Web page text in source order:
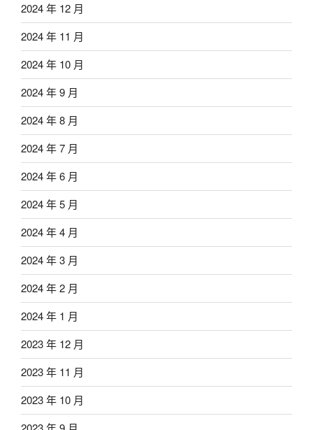
2024 年 12 月
2024 年 11 月
2024 年 10 月
2024 年 9 月
2024 年 8 月
2024 年 7 月
2024 年 6 月
2024 年 5 月
2024 年 4 月
2024 年 3 月
2024 年 2 月
2024 年 1 月
2023 年 12 月
2023 年 11 月
2023 年 10 月